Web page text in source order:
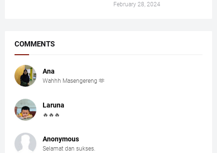
February 28, 2024
COMMENTS
Ana
Wahhh Masengereng 🫶
Laruna
🔥🔥🔥
Anonymous
Selamat dan sukses.